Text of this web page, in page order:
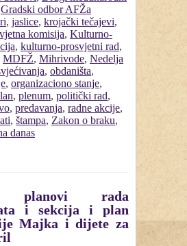
Gradski odbor AFŽa
, jaslice, krojački tečajevi,
komisija, Kulturno-
, kulturno-prosvjetni rad,
MDFŽ, Mihrivode, Nedelja
, obdaništa,
, organizaciono stanje,
, plenum, politički rad,
, predavanja, radne akcije,
, štampa, Zakon o braku,
danas
planovi rada
i sekcija i plan
Majka i dijete za